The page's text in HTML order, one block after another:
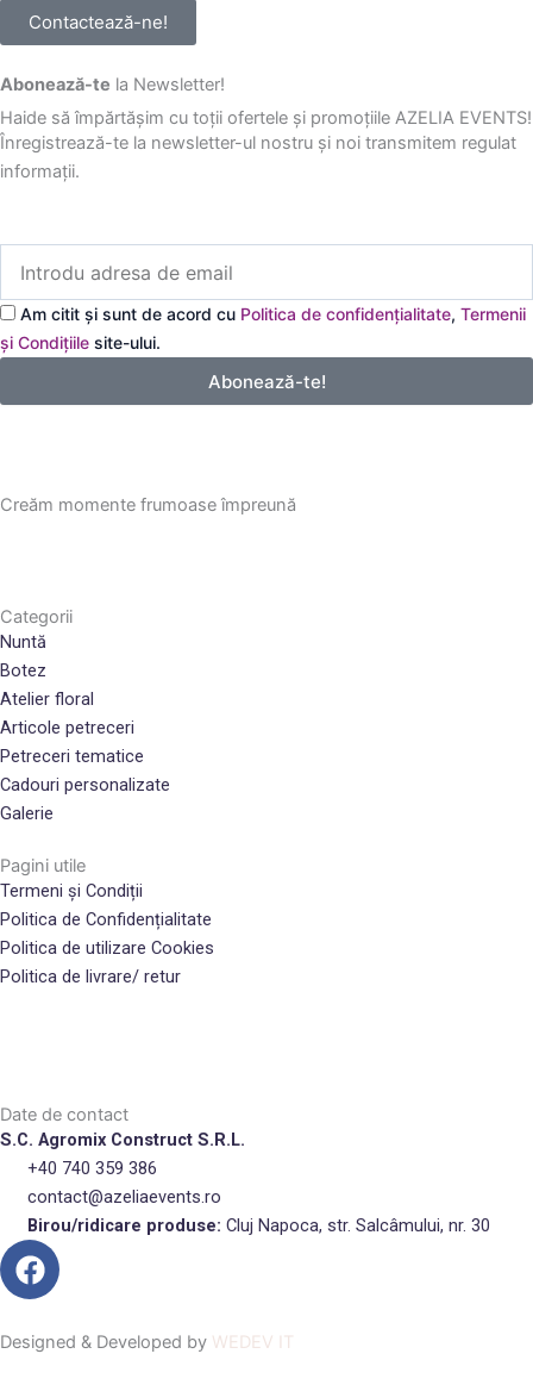
Contactează-ne!
Abonează-te la Newsletter!
Haide să împărtășim cu toții ofertele și promoțiile AZELIA EVENTS!
Înregistrează-te la newsletter-ul nostru și noi transmitem regulat
informații.
adresa
de
email
Am citit și sunt de acord cu Politica de confidențialitate, Termenii
și Condițiile site-ului.
Abonează-te!
Creăm momente frumoase împreună
Categorii
Nuntă
Botez
Atelier floral
Articole petreceri
Petreceri tematice
Cadouri personalizate
Galerie
Pagini utile
Termeni și Condiții
Politica de Confidențialitate
Politica de utilizare Cookies
Politica de livrare/ retur
Date de contact
S.C. Agromix Construct S.R.L.
+40 740 359 386
contact@azeliaevents.ro
Birou/ridicare produse: Cluj Napoca, str. Salcâmului, nr. 30
F
a
e
Designed & Developed by WEDEV IT